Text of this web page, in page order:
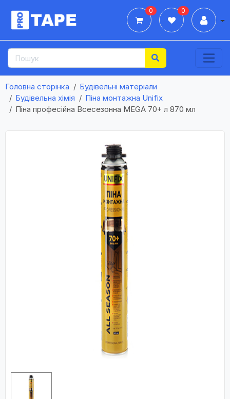
0 0
Головна сторінка
Будівельні матеріали
Будівельна хімія
Піна монтажна Unifix
Піна професійна Всесезонна MEGA 70+ л 870 мл